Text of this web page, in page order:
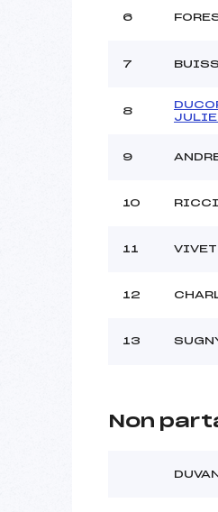
6
7
8
9
10
11
12
13
Non